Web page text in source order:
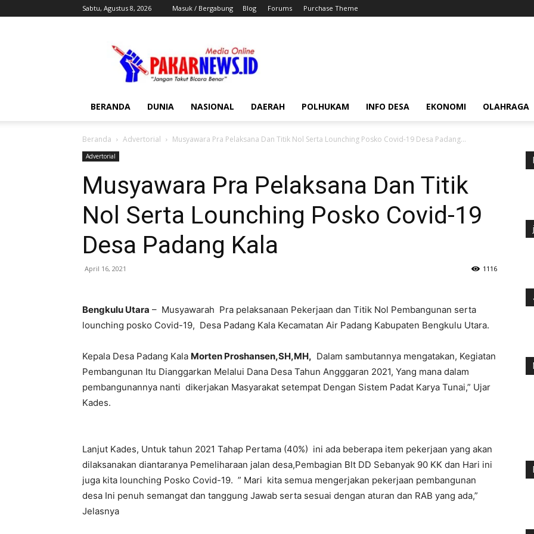
Sabtu, Agustus 8, 2026 Masuk / Bergabung Blog Forums Purchase Theme
BERANDA DUNIA NASIONAL DAERAH POLHUKAM INFO DESA EKONOMI OLAHRAGA
Beranda Advertorial Musyawara Pra Pelaksana Dan Titik Nol Serta Lounching Posko Covid-19 Desa Padang...
Advertorial
Musyawara Pra Pelaksana Dan Titik
Nol Serta Lounching Posko Covid-19
Desa Padang Kala
April 16, 2021 1116
Bengkulu Utara – Musyawarah Pra pelaksanaan Pekerjaan dan Titik Nol Pembangunan serta
lounching posko Covid-19, Desa Padang Kala Kecamatan Air Padang Kabupaten Bengkulu Utara.
Kepala Desa Padang Kala Morten Proshansen,SH,MH, Dalam sambutannya mengatakan, Kegiatan
Pembangunan Itu Dianggarkan Melalui Dana Desa Tahun Angggaran 2021, Yang mana dalam
pembangunannya nanti dikerjakan Masyarakat setempat Dengan Sistem Padat Karya Tunai,” Ujar
Kades.
Lanjut Kades, Untuk tahun 2021 Tahap Pertama (40%) ini ada beberapa item pekerjaan yang akan
dilaksanakan diantaranya Pemeliharaan jalan desa,Pembagian Blt DD Sebanyak 90 KK dan Hari ini
juga kita lounching Posko Covid-19. ” Mari kita semua mengerjakan pekerjaan pembangunan
desa Ini penuh semangat dan tanggung Jawab serta sesuai dengan aturan dan RAB yang ada,”
Jelasnya